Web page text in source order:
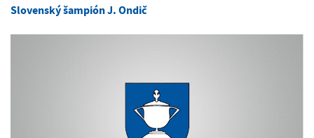
Slovenský šampión J. Ondič